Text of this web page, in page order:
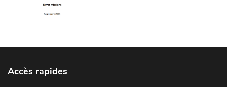
Accès rapides